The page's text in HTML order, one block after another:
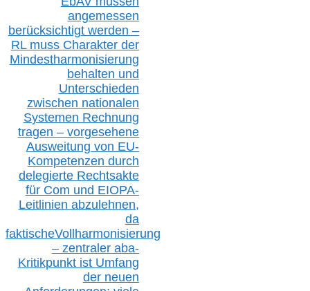
angemessen
berücksichtigt werden –
RL mussCharakter der
Mindestharmonisierung
behalten und
Unterschieden
zwischen nationalen
Systemen Rechnung
tragen – vorgesehene
Ausweitung von EU-
Kompetenzen durch
delegierte Rechtsakte
für Com und EIOPA-
Leitlinien abzulehnen,
da
faktischeVollharmonisierung
– zentraler aba-
Kritikpunkt ist Umfang
der neuen